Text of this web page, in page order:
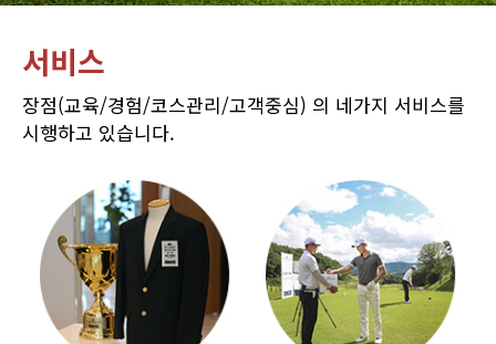
서비스
장점(교육/경험/코스관리/고객중심) 의 네가지 서비스를
시행하고 있습니다.